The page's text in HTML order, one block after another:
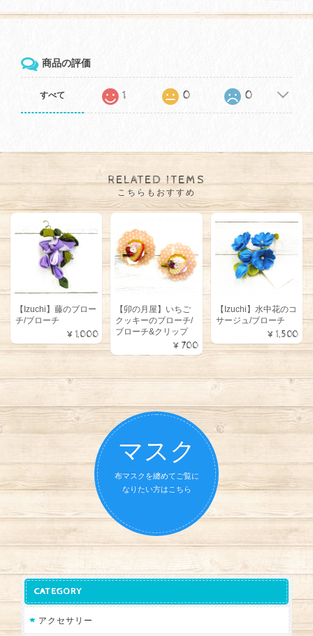
商品の評価
すべて 1 0 0
RELATED ITEMS
こちらもおすすめ
【Izuchi】藤のブロー
チ/ブローチ
¥1,000
【卯の月屋】いちご
クッキーのブローチ/
ブローチ&クリップ
¥700
【Izuchi】水中花のコ
サージュ/ブローチ
¥1,500
マスク
布マスクを纏めてご覧に
なりたい方はこちら
CATEGORY
アクセサリー